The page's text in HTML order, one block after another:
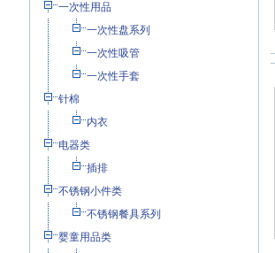
一次性用品
一次性盘系列
一次性吸管
一次性手套
针棉
内衣
电器类
插排
不锈钢小件类
不锈钢餐具系列
婴童用品类